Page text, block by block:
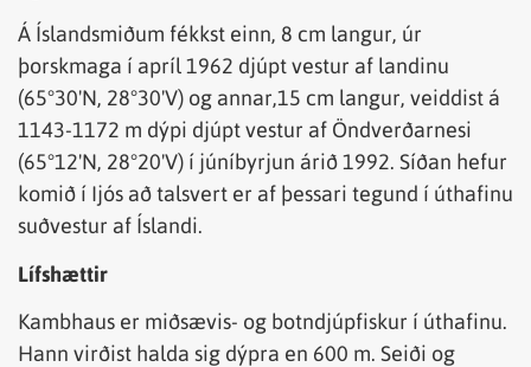
Á Íslandsmiðum fékkst einn, 8 cm langur, úr
þorskmaga í apríl 1962 djúpt vestur af landinu
(65°30'N, 28°30'V) og annar,15 cm langur, veiddist á
1143-1172 m dýpi djúpt vestur af Öndverðarnesi
(65°12'N, 28°20'V) í júníbyrjun árið 1992. Síðan hefur
komið í Ijós að talsvert er af þessari tegund í úthafinu
suðvestur af Íslandi.
Lífshættir
Kambhaus er miðsævis- og botndjúpfiskur í úthafinu.
Hann virðist halda sig dýpra en 600 m. Seiði og